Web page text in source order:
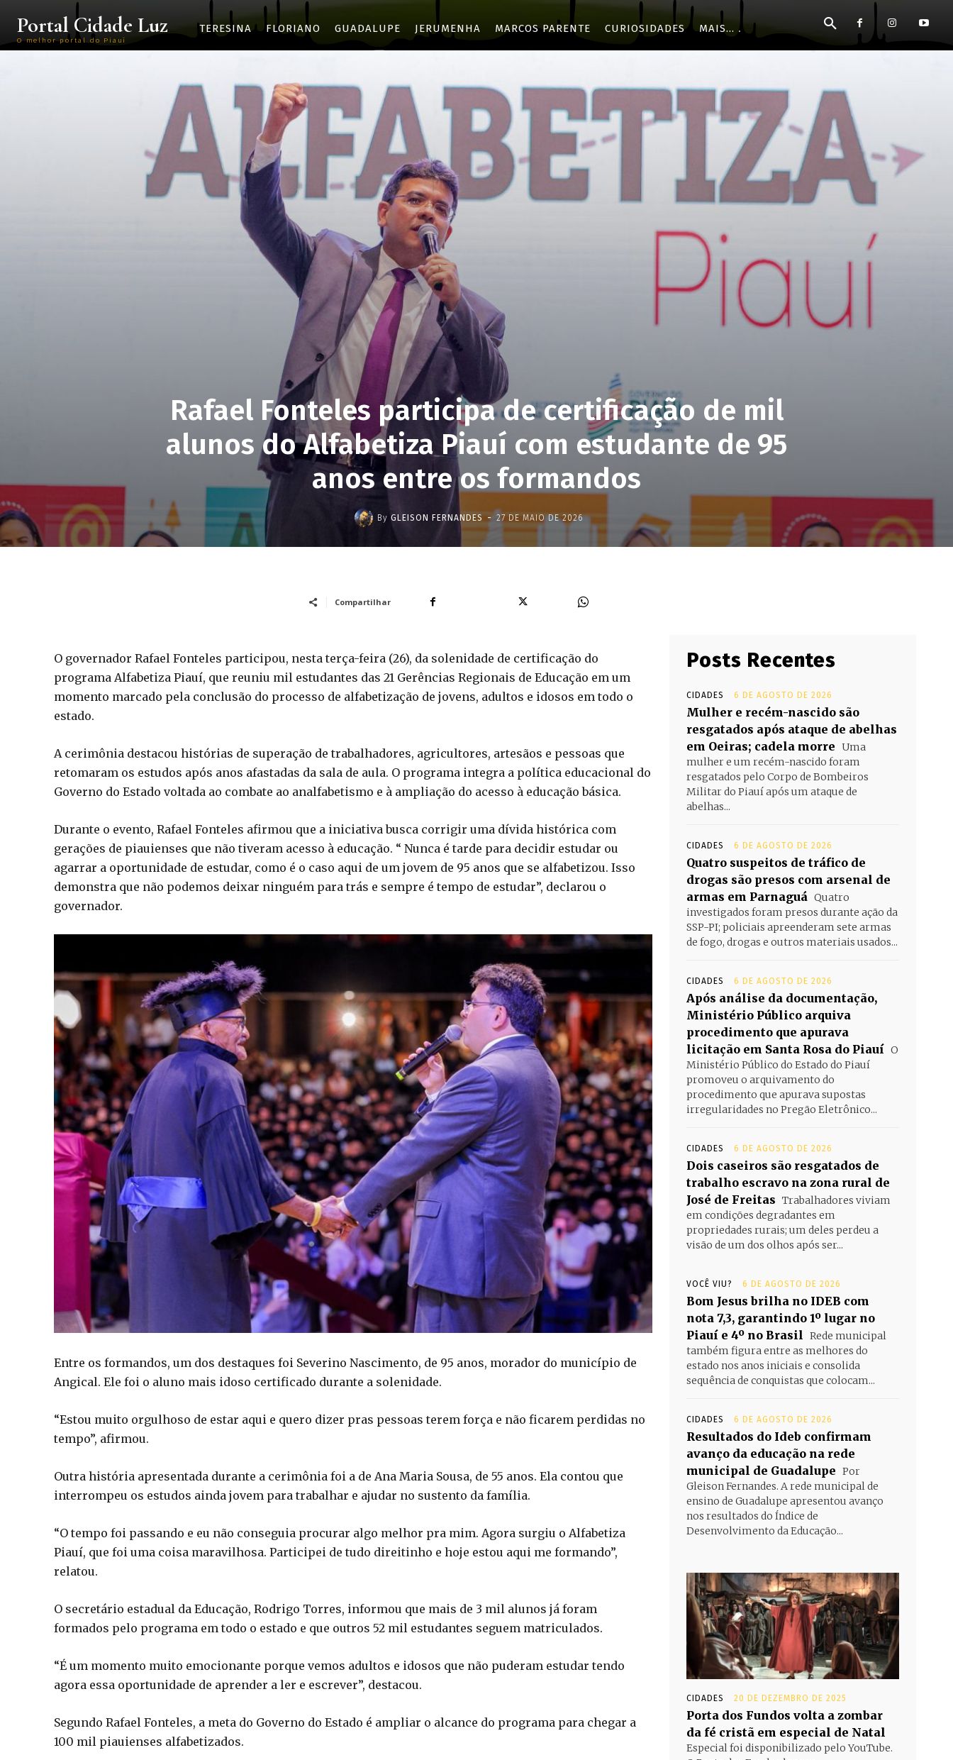
Portal Cidade Luz
O melhor portal do Piauí
TERESINA FLORIANO GUADALUPE JERUMENHA MARCOS PARENTE CURIOSIDADES MAIS...
Rafael Fonteles participa de certificação de mil
alunos do Alfabetiza Piauí com estudante de 95
anos entre os formandos
By GLEISON FERNANDES - 27 DE MAIO DE 2026
Compartilhar
O governador Rafael Fonteles participou, nesta terça-feira (26), da solenidade de certificação do
programa Alfabetiza Piauí, que reuniu mil estudantes das 21 Gerências Regionais de Educação em um
momento marcado pela conclusão do processo de alfabetização de jovens, adultos e idosos em todo o
estado.
A cerimônia destacou histórias de superação de trabalhadores, agricultores, artesãos e pessoas que
retomaram os estudos após anos afastadas da sala de aula. O programa integra a política educacional do
Governo do Estado voltada ao combate ao analfabetismo e à ampliação do acesso à educação básica.
Durante o evento, Rafael Fonteles afirmou que a iniciativa busca corrigir uma dívida histórica com
gerações de piauienses que não tiveram acesso à educação. “ Nunca é tarde para decidir estudar ou
agarrar a oportunidade de estudar, como é o caso aqui de um jovem de 95 anos que se alfabetizou. Isso
demonstra que não podemos deixar ninguém para trás e sempre é tempo de estudar”, declarou o
governador.
Entre os formandos, um dos destaques foi Severino Nascimento, de 95 anos, morador do município de
Angical. Ele foi o aluno mais idoso certificado durante a solenidade.
“Estou muito orgulhoso de estar aqui e quero dizer pras pessoas terem força e não ficarem perdidas no
tempo”, afirmou.
Outra história apresentada durante a cerimônia foi a de Ana Maria Sousa, de 55 anos. Ela contou que
interrompeu os estudos ainda jovem para trabalhar e ajudar no sustento da família.
“O tempo foi passando e eu não conseguia procurar algo melhor pra mim. Agora surgiu o Alfabetiza
Piauí, que foi uma coisa maravilhosa. Participei de tudo direitinho e hoje estou aqui me formando”,
relatou.
O secretário estadual da Educação, Rodrigo Torres, informou que mais de 3 mil alunos já foram
formados pelo programa em todo o estado e que outros 52 mil estudantes seguem matriculados.
“É um momento muito emocionante porque vemos adultos e idosos que não puderam estudar tendo
agora essa oportunidade de aprender a ler e escrever”, destacou.
Segundo Rafael Fonteles, a meta do Governo do Estado é ampliar o alcance do programa para chegar a
100 mil piauienses alfabetizados.
Posts Recentes
CIDADES 6 DE AGOSTO DE 2026
Mulher e recém-nascido são
resgatados após ataque de abelhas
em Oeiras; cadela morre Uma
mulher e um recém-nascido foram
resgatados pelo Corpo de Bombeiros
Militar do Piauí após um ataque de
abelhas...
CIDADES 6 DE AGOSTO DE 2026
Quatro suspeitos de tráfico de
drogas são presos com arsenal de
armas em Parnaguá Quatro
investigados foram presos durante ação da
SSP-PI; policiais apreenderam sete armas
de fogo, drogas e outros materiais usados...
CIDADES 6 DE AGOSTO DE 2026
Após análise da documentação,
Ministério Público arquiva
procedimento que apurava
licitação em Santa Rosa do Piauí O
Ministério Público do Estado do Piauí
promoveu o arquivamento do
procedimento que apurava supostas
irregularidades no Pregão Eletrônico...
CIDADES 6 DE AGOSTO DE 2026
Dois caseiros são resgatados de
trabalho escravo na zona rural de
José de Freitas Trabalhadores viviam
em condições degradantes em
propriedades rurais; um deles perdeu a
visão de um dos olhos após ser...
VOCÊ VIU? 6 DE AGOSTO DE 2026
Bom Jesus brilha no IDEB com
nota 7,3, garantindo 1º lugar no
Piauí e 4º no Brasil Rede municipal
também figura entre as melhores do
estado nos anos iniciais e consolida
sequência de conquistas que colocam...
CIDADES 6 DE AGOSTO DE 2026
Resultados do Ideb confirmam
avanço da educação na rede
municipal de Guadalupe Por
Gleison Fernandes. A rede municipal de
ensino de Guadalupe apresentou avanço
nos resultados do Índice de
Desenvolvimento da Educação...
CIDADES 20 DE DEZEMBRO DE 2025
Porta dos Fundos volta a zombar
da fé cristã em especial de Natal
Especial foi disponibilizado pelo YouTube.